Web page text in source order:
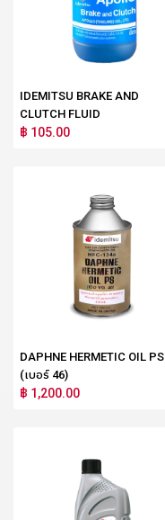
IDEMITSU BRAKE AND
CLUTCH FLUID
฿ 105.00
DAPHNE HERMETIC OIL PS
(เบอร์ 46)
฿ 1,200.00